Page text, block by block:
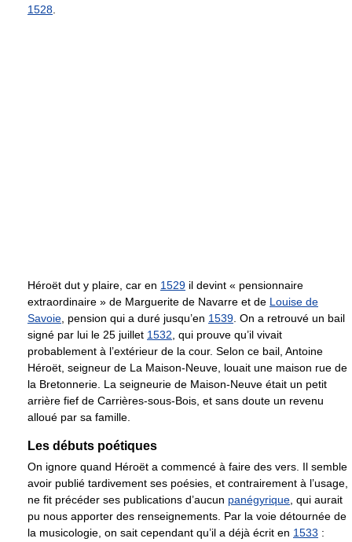
1528.
Héroët dut y plaire, car en 1529 il devint « pensionnaire
extraordinaire » de Marguerite de Navarre et de Louise de
Savoie, pension qui a duré jusqu’en 1539. On a retrouvé un bail
signé par lui le 25 juillet 1532, qui prouve qu’il vivait
probablement à l’extérieur de la cour. Selon ce bail, Antoine
Héroët, seigneur de La Maison-Neuve, louait une maison rue de
la Bretonnerie. La seigneurie de Maison-Neuve était un petit
arrière fief de Carrières-sous-Bois, et sans doute un revenu
alloué par sa famille.
Les débuts poétiques
On ignore quand Héroët a commencé à faire des vers. Il semble
avoir publié tardivement ses poésies, et contrairement à l’usage,
ne fit précéder ses publications d’aucun panégyrique, qui aurait
pu nous apporter des renseignements. Par la voie détournée de
la musicologie, on sait cependant qu’il a déjà écrit en 1533 :